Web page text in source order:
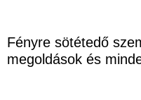
Fényre sötétedő
megoldások és